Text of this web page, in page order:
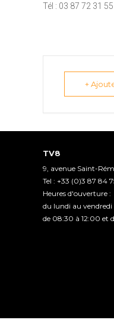
Tél : 03 87 72 31
+
TV8
9, avenue Saint-
Tel : +33 (0)3 87 84
Heures d'ouverture :
du lundi au vendredi
de 08:30 à 12:00 et